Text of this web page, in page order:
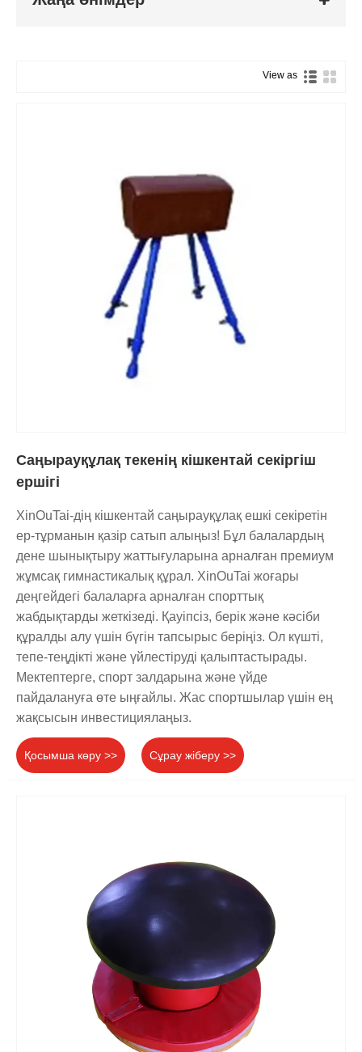
View as
Саңырауқұлақ текенің кішкентай секіргіш
ершігі
XinOuTai-дің кішкентай саңырауқұлақ ешкі секіретін
ер-тұрманын қазір сатып алыңыз! Бұл балалардың
дене шынықтыру жаттығуларына арналған премиум
жұмсақ гимнастикалық құрал. XinOuTai жоғары
деңгейдегі балаларға арналған спорттық
жабдықтарды жеткізеді. Қауіпсіз, берік және кәсіби
құралды алу үшін бүгін тапсырыс беріңіз. Ол күшті,
тепе-теңдікті және үйлестіруді қалыптастырады.
Мектептерге, спорт залдарына және үйде
пайдалануға өте ыңғайлы. Жас спортшылар үшін ең
жақсысын инвестициялаңыз.
Қосымша көру >> Сұрау жіберу >>